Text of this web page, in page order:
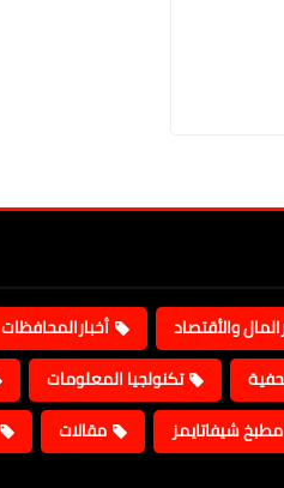
والأقتصاد أخبارالمحافظات
تكنولجيا المعلومات
مطبخ شيفاتايمز مقالات